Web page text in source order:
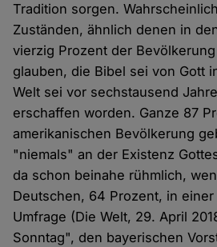
Tradition sorgen.
Zuständen, ähnlich denen in
vierzig Prozent der
glauben, die Bibel sei von Gott
Welt sei vor sechstausend
erschaffen worden. Ganze 87
amerikanischen Bevölkerung
"niemals" an der Existenz
da schon beinahe rühmlich,
Deutschen, 64 Prozent, in
Umfrage (Die Welt, 29. April
Sonntag", den bayerischen